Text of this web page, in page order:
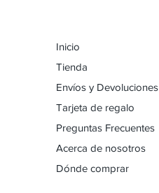
Inicio
Tienda
Envíos y Devoluciones
Tarjeta de regalo
Preguntas Frecuentes
Acerca de nosotros
Dónde comprar